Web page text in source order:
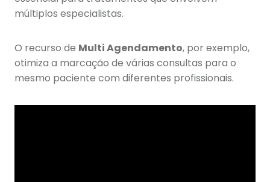
múltiplos especialistas.
O recurso de Multi Agendamento, por exemplo,
otimiza a marcação de várias consultas para o
mesmo paciente com diferentes profissionais.